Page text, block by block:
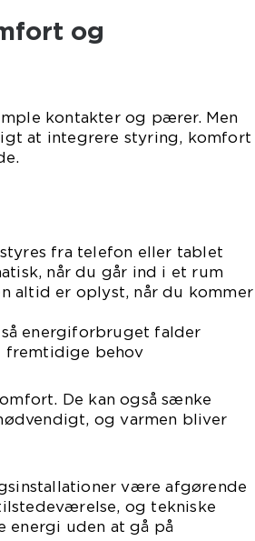
og
kontakter og pærer. Men
at integrere styring, komfort
fra telefon eller tablet
når du går ind i et rum
altid er oplyst, når du kommer
energiforbruget falder
fremtidige behov
De kan også sænke
og varmen bliver
være afgørende
og tekniske
energi uden at gå på